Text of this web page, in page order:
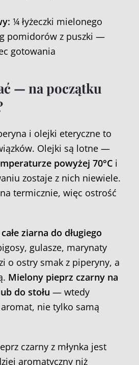
¼ łyżeczki mielonego
pomidorów z puszki —
gotowania
— na początku
i olejki eteryczne to
Olejki są lotne —
powyżej 70°C i
zostaje z nich niewiele.
termicznie, więc ostrość
całe ziarna do długiego
gulasze, marynaty
o ostry smak z piperyny, a
Mielony pieprz czarny na
do stołu — wtedy
nie tylko samą
czarny z młynka jest
aromatyczny niż